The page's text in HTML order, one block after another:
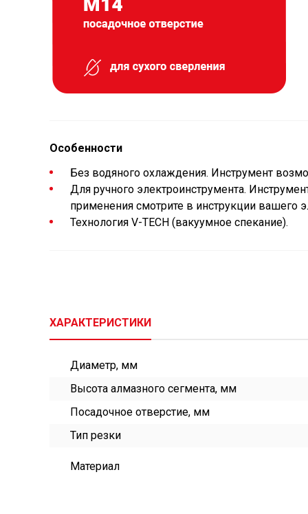
Особенности
Без водяного охлаждения. Инструмент
Для ручного электроинструмента.
применения смотрите в инструкции вашего
Технология V-TECH (вакуумное спекание).
ХАРАКТЕРИСТИКИ
Диаметр, мм
Высота алмазного сегмента, мм
Посадочное отверстие, мм
Тип резки
Материал